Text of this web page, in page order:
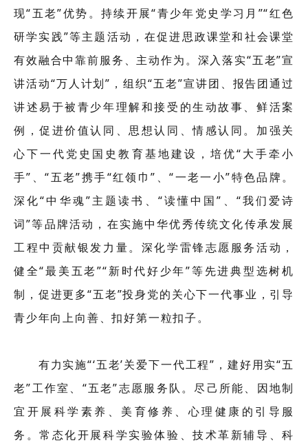
现“五老”优势。持续开展“青少年党史学习月”“红色
研学实践”等主题活动，在促进思政课堂和社会课堂
有效融合中靠前服务、主动作为。深入落实“五老”宣
讲活动“万人计划”，组织“五老”宣讲团、报告团通过
讲述易于被青少年理解和接受的生动故事、鲜活案
例，促进价值认同、思想认同、情感认同。加强关
心下一代党史国史教育基地建设，培优“大手牵小
手”、“五老”携手“红领巾”、“一老一小”特色品牌。
深化“中华魂”主题读书、“读懂中国”、“我们爱诗
词”等品牌活动，在实施中华优秀传统文化传承发展
工程中贡献银发力量。深化学雷锋志愿服务活动，
健全“最美五老”“新时代好少年”等先进典型选树机
制，促进更多“五老”投身党的关心下一代事业，引导
青少年向上向善、扣好第一粒扣子。
有力实施“‘五老’关爱下一代工程”，建好用实“五
老”工作室、“五老”志愿服务队。尽己所能、因地制
宜开展科学素养、美育修养、心理健康的引导服
务。常态化开展科学实验体验、技术革新辅导、科